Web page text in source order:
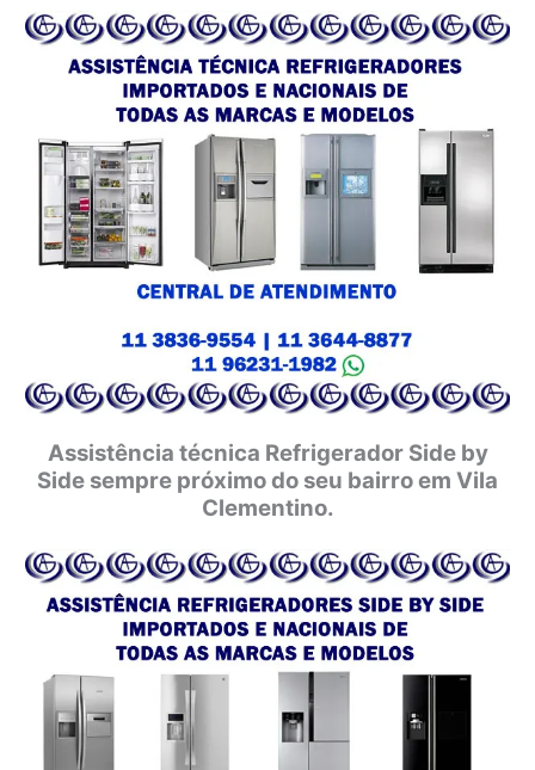
Assistência técnica Refrigerador Side by
Side sempre próximo do seu bairro em Vila
Clementino.